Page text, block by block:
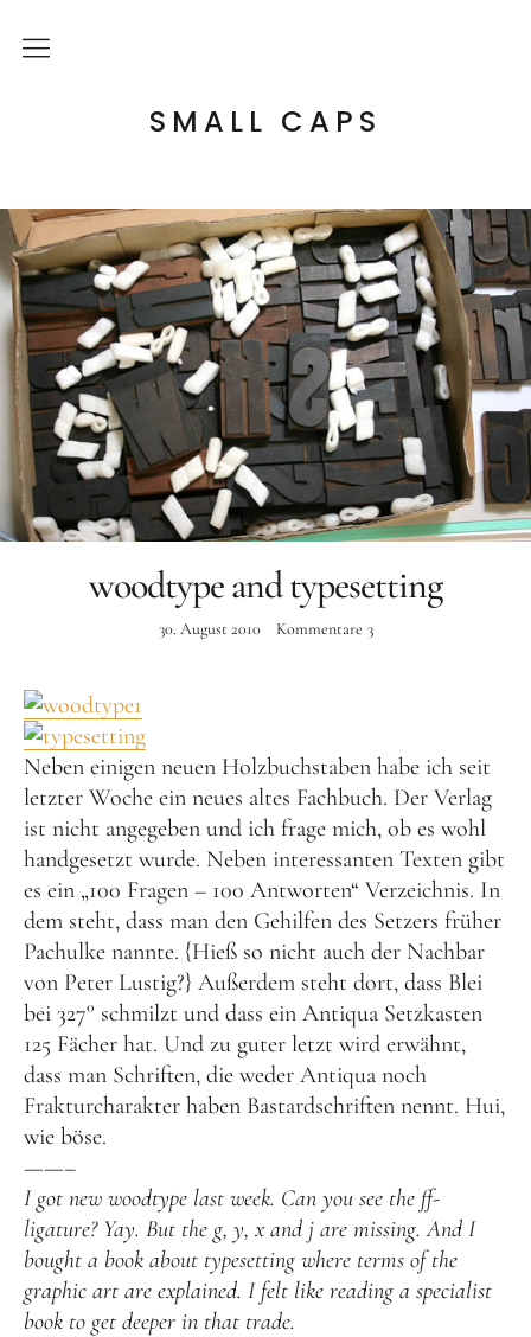
SMALL CAPS
Über mich
Letterpress Workshops
Online Kurs
Blog
woodtype and typesetting
30. August 2010 Kommentare 3
Neben einigen neuen Holzbuchstaben habe ich seit
letzter Woche ein neues altes Fachbuch. Der Verlag
ist nicht angegeben und ich frage mich, ob es wohl
handgesetzt wurde. Neben interessanten Texten gibt
es ein „100 Fragen – 100 Antworten“ Verzeichnis. In
dem steht, dass man den Gehilfen des Setzers früher
Pachulke nannte. {Hieß so nicht auch der Nachbar
von Peter Lustig?} Außerdem steht dort, dass Blei
bei 327° schmilzt und dass ein Antiqua Setzkasten
125 Fächer hat. Und zu guter letzt wird erwähnt,
dass man Schriften, die weder Antiqua noch
Frakturcharakter haben Bastardschriften nennt. Hui,
wie böse.
——–
I got new woodtype last week. Can you see the ff-
ligature? Yay. But the g, y, x and j are missing. And I
bought a book about typesetting where terms of the
graphic art are explained. I felt like reading a specialist
book to get deeper in that trade.